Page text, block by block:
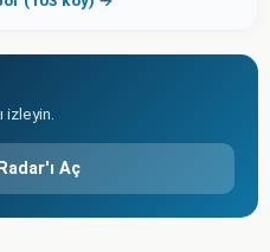
izleyin.
Aç